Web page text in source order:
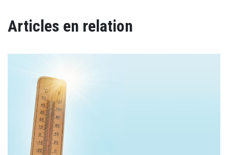
Articles en relation